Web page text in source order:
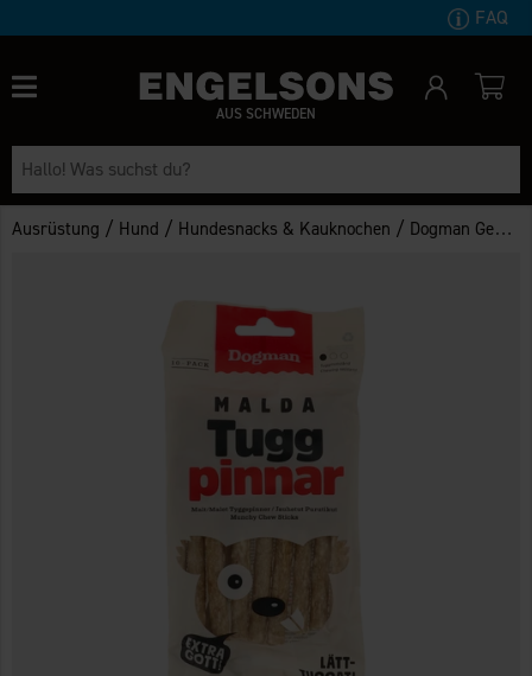
FAQ
AUS SCHWEDEN
Ausrüstung / Hund / Hundesnacks & Kauknochen / Dogman Gemahlene Kaurollen 10er-Pack